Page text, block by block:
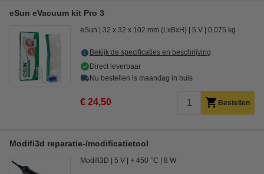
eSun eVacuum kit Pro 3
eSun 32 x 32 x 102 mm (LxBxH) 5 V 0,075 kg
Bekijk de specificaties en beschrijving
Direct leverbaar
Nu bestellen is maandag in huis
€ 24,50 Bestellen
Modifi3d reparatie-/modificatietool
Modifi3D 5 V + 450 °C 8 W